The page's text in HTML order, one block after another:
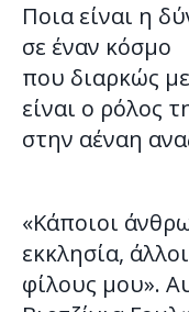
Ποια είναι η
σε έναν κόσμο
που διαρκώς
είναι ο ρόλος
στην αέναη
«Κάποιοι
εκκλησία,
φίλους μου».